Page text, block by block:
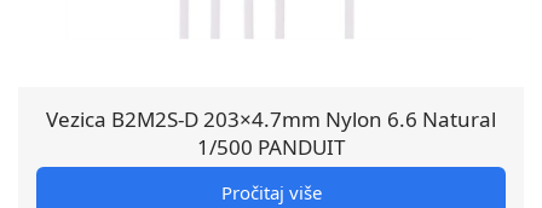
Vezica B2M2S-D 203×4.7mm Nylon 6.6 Natural
1/500 PANDUIT
Pročitaj više